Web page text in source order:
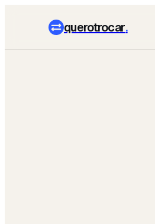
querotrocar.